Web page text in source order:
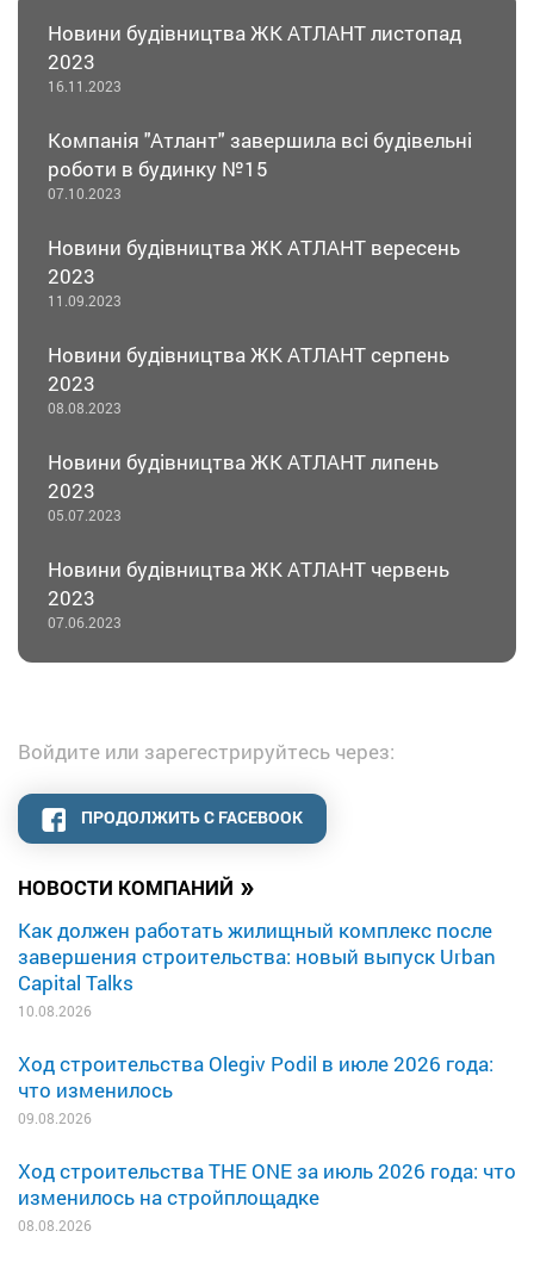
НОВОСТИ КОМПАНИЙ »
Как должен работать жилищный комплекс после
завершения строительства: новый выпуск Urban
Capital Talks
10.08.2026
Ход строительства Olegiv Podil в июле 2026 года:
что изменилось
09.08.2026
Ход строительства THE ONE за июль 2026 года: что
изменилось на стройплощадке
08.08.2026
Новини будівництва ЖК АТЛАНТ листопад
2023
16.11.2023
Компанія "Атлант" завершила всі будівельні
роботи в будинку №15
07.10.2023
Новини будівництва ЖК АТЛАНТ вересень
2023
11.09.2023
Новини будівництва ЖК АТЛАНТ серпень
2023
08.08.2023
Новини будівництва ЖК АТЛАНТ липень
2023
05.07.2023
Новини будівництва ЖК АТЛАНТ червень
2023
07.06.2023
Войдите или зарегестрируйтесь через:
ПРОДОЛЖИТЬ С FACEBOOK